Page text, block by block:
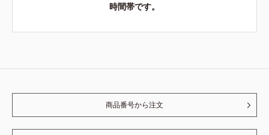
時間帯です。
商品番号から注文